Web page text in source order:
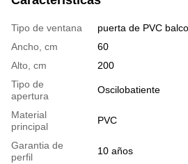
Tipo de ventana
puerta de PVC
Ancho, cm
60
Alto, cm
200
Tipo de
apertura
Oscilobatiente
Material
principal
PVC
Garantia de
perfil
10 años